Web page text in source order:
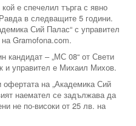
е спечелил търга с явно
в следващите 5 години.
Сий Палас“ с управител
Gramofona.com.
кандидат – „МС 08“ от Свети
и управител е Михаил Михов.
на „Академика Сий
наемател се задължава да
не по-високи от 25 лв. на